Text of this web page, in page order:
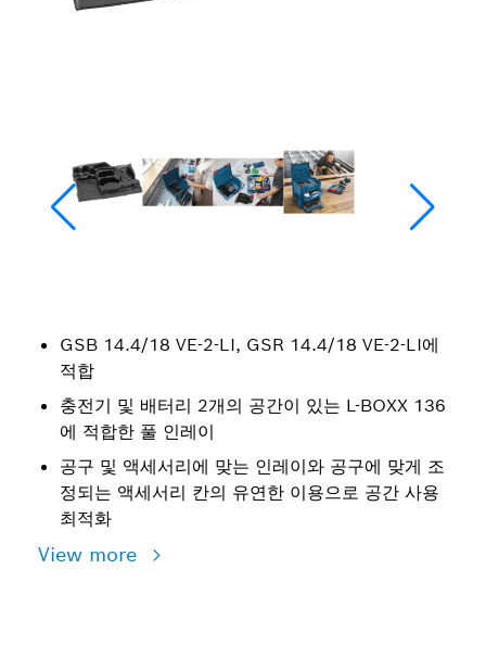
GSB 14.4/18 VE-2-LI, GSR 14.4/18 VE-2-LI에
적합
충전기 및 배터리 2개의 공간이 있는 L-BOXX 136
에 적합한 풀 인레이
공구 및 액세서리에 맞는 인레이와 공구에 맞게 조
정되는 액세서리 칸의 유연한 이용으로 공간 사용
최적화
View more